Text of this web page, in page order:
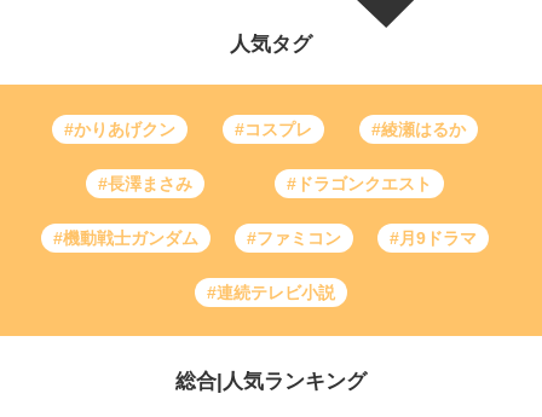
人気タグ
#かりあげクン #コスプレ #綾瀬はるか
#長澤まさみ #ドラゴンクエスト
#機動戦士ガンダム #ファミコン #月9ドラマ
#連続テレビ小説
総合 人気ランキング